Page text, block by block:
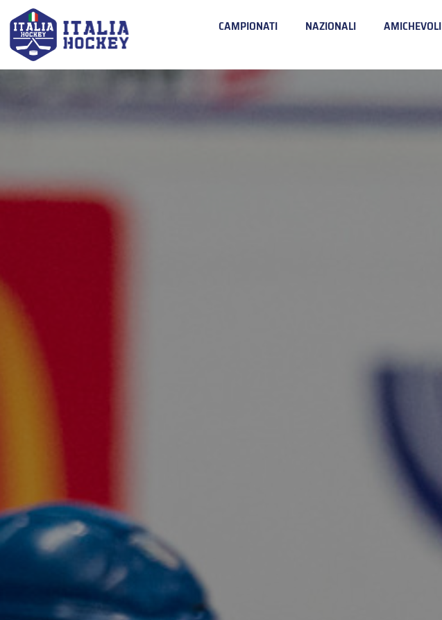
CAMPIONATI NAZIONALI AMICHEVOLI